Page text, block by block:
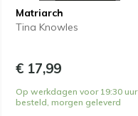
Matriarch
Tina Knowles
€ 17,99
Op werkdagen voor 19:30 uur
besteld, morgen geleverd